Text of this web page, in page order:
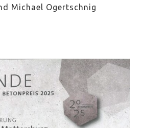
Michael Ogertschnig